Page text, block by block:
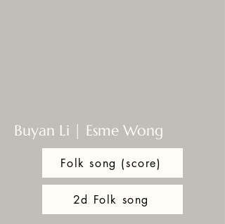
Buyan Li | Esme Wong
Folk song (score)
2d Folk song